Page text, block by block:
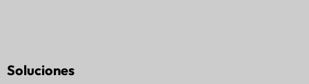
Soluciones